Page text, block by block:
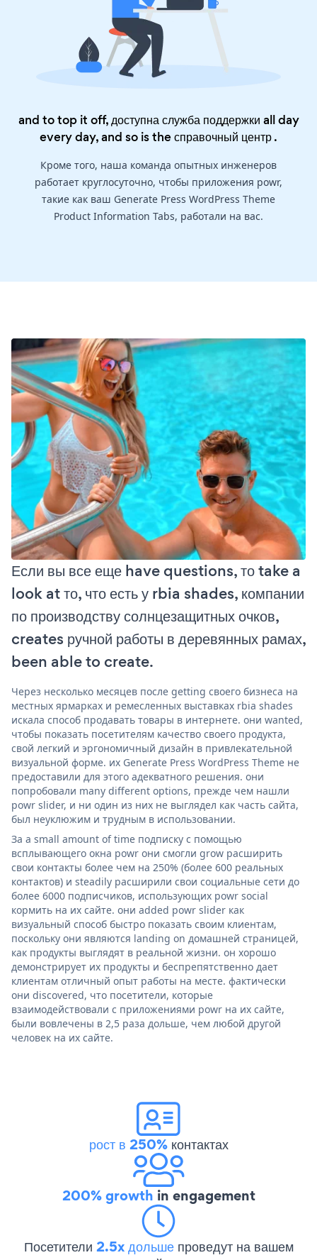
and to top it off, доступна служба поддержки all day
every day, and so is theсправочный центр.
Кроме того, наша команда опытных инженеров
работает круглосуточно, чтобы приложения powr,
такие как ваш Generate Press WordPress Theme
Product Information Tabs, работали на вас.
Если вы все еще have questions, то take a
look at то, что есть у rbia shades, компании
по производству солнцезащитных очков,
creates ручной работы в деревянных рамах,
been able to create.
Через несколько месяцев после getting своего бизнеса на
местных ярмарках и ремесленных выставках rbia shades
искала способ продавать товары в интернете. они wanted,
чтобы показать посетителям качество своего продукта,
свой легкий и эргономичный дизайн в привлекательной
визуальной форме. их Generate Press WordPress Theme не
предоставили для этого адекватного решения. они
попробовали many different options, прежде чем нашли
powr slider, и ни один из них не выглядел как часть сайта,
был неуклюжим и трудным в использовании.
За a small amount of time подписку с помощью
всплывающего окна powr они смогли grow расширить
свои контакты более чем на 250% (более 600 реальных
контактов) и steadily расширили свои социальные сети до
более 6000 подписчиков, использующих powr social
кормить на их сайте. они added powr slider как
визуальный способ быстро показать своим клиентам,
поскольку они являются landing on домашней страницей,
как продукты выглядят в реальной жизни. он хорошо
демонстрирует их продукты и беспрепятственно дает
клиентам отличный опыт работы на месте. фактически
они discovered, что посетители, которые
взаимодействовали с приложениями powr на их сайте,
были вовлечены в 2,5 раза дольше, чем любой другой
человек на их сайте.
рост в 250%контактах
200% growth in engagement
Посетители 2.5x дольше проведут на вашем